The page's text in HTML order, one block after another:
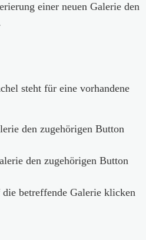
einer neuen Galerie den
steht für eine vorhandene
den zugehörigen Button
den zugehörigen Button
betreffende Galerie klicken